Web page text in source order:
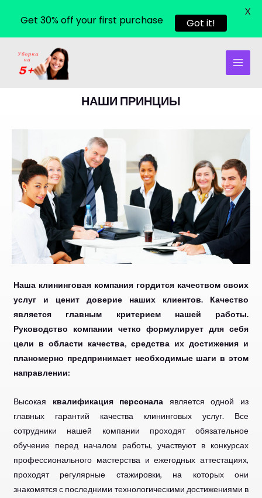
НАШИ ПРИНЦИЫ
Наша клининговая компания гордится качеством своих
услуг и ценит доверие наших клиентов. Качество
является главным критерием нашей работы.
Руководство компании четко формулирует для себя
цели в области качества, средства их достижения и
планомерно предпринимает необходимые шаги в этом
направлении:
Высокая квалификация персонала является одной из
главных гарантий качества клининговых услуг. Все
сотрудники нашей компании проходят обязательное
обучение перед началом работы, участвуют в конкурсах
профессионального мастерства и ежегодных аттестациях,
проходят регулярные стажировки, на которых они
знакомятся с последними технологическими достижениями в
Get 30% off your first purchase Got it!
X